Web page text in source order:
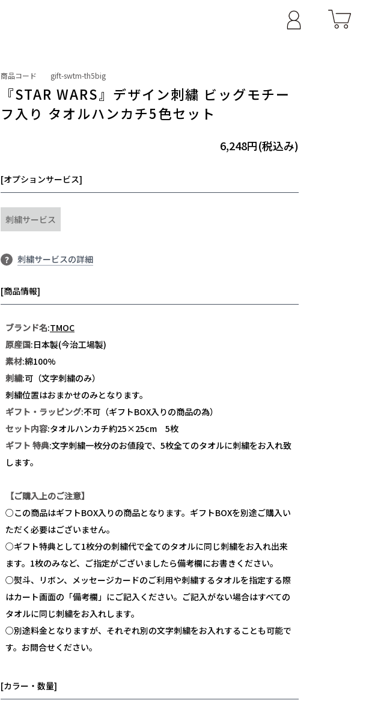
商品コード gift-swtm-th5big
『STAR WARS』デザイン刺繍 ビッグモチー
フ入り タオルハンカチ5色セット
6,248円(税込み)
[オプションサービス]
刺繍サービス
? 刺繍サービスの詳細
[商品情報]
ブランド名:TMOC
原産国:日本製(今治工場製)
素材:綿100%
刺繍:可 （文字刺繍のみ）
刺繍位置はおまかせのみとなります。
ギフト・ラッピング:不可 （ギフトBOX入りの商品の為）
セット内容:タオルハンカチ約25×25cm 5枚
ギフト 特典:文字刺繍一枚分のお値段で、5枚全てのタオルに刺繍をお入れ致
します。
【ご購入上のご注意】
○この商品はギフトBOX入りの商品となります。ギフトBOXを別途ご購入い
ただく必要はございません。
○ギフト特典として1枚分の刺繍代で全てのタオルに同じ刺繍をお入れ出来
ます。1枚のみなど、ご指定がございましたら備考欄にお書きください。
○熨斗、リボン、メッセージカードのご利用や刺繍するタオルを指定する際
はカート画面の「備考欄」にご記入ください。ご記入がない場合はすべての
タオルに同じ刺繍をお入れします。
○別途料金となりますが、それぞれ別の文字刺繍をお入れすることも可能で
す。お問合せください。
[カラー・数量]